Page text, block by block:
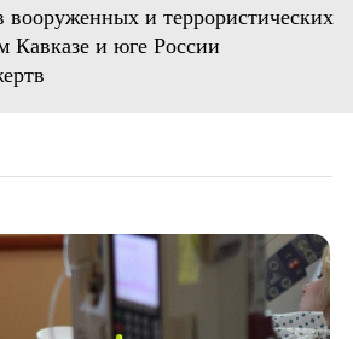
и террористических
Кавказе и юге России